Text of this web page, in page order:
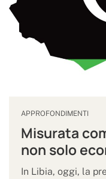
APPROFONDIMENTI
Misurata
non solo
In Libia, oggi, la